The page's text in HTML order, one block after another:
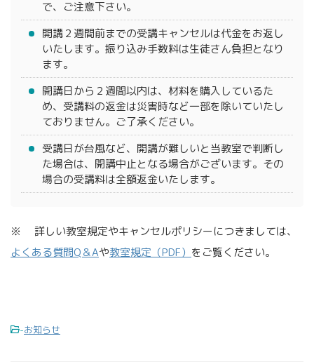
で、ご注意下さい。
開講２週間前までの受講キャンセルは代金をお返し
いたします。振り込み手数料は生徒さん負担となり
ます。
開講日から２週間以内は、材料を購入しているた
め、受講料の返金は災害時など一部を除いていたし
ておりません。ご了承ください。
受講日が台風など、開講が難しいと当教室で判断し
た場合は、開講中止となる場合がございます。その
場合の受講料は全額返金いたします。
※ 詳しい教室規定やキャンセルポリシーにつきましては、
よくある質問Q＆Aや教室規定（PDF） をご覧ください。
-お知らせ